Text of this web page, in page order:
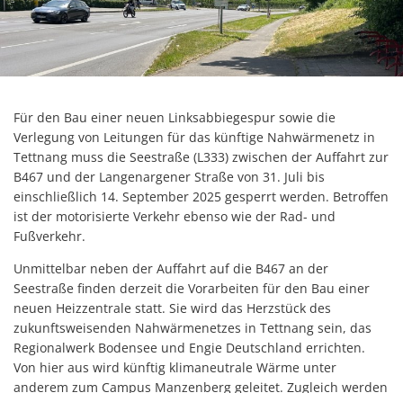
Für den Bau einer neuen Linksabbiegespur sowie die
Verlegung von Leitungen für das künftige Nahwärmenetz in
Tettnang muss die Seestraße (L333) zwischen der Auffahrt zur
B467 und der Langenargener Straße von 31. Juli bis
einschließlich 14. September 2025 gesperrt werden. Betroffen
ist der motorisierte Verkehr ebenso wie der Rad- und
Fußverkehr.
Unmittelbar neben der Auffahrt auf die B467 an der
Seestraße finden derzeit die Vorarbeiten für den Bau einer
neuen Heizzentrale statt. Sie wird das Herzstück des
zukunftsweisenden Nahwärmenetzes in Tettnang sein, das
Regionalwerk Bodensee und Engie Deutschland errichten.
Von hier aus wird künftig klimaneutrale Wärme unter
anderem zum Campus Manzenberg geleitet. Zugleich werden